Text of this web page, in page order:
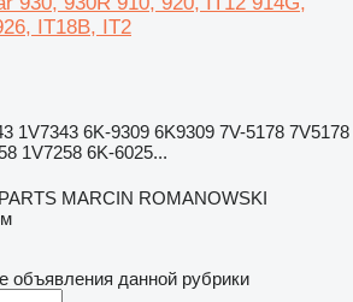
IT18B, IT2
1V7343 6K-9309 6K9309 7V-5178 7V5178
1V7258 6K-6025...
MARCIN ROMANOWSKI
объявления данной рубрики